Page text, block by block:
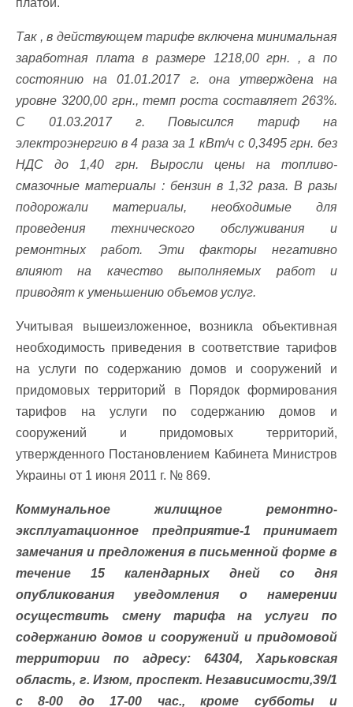
платой.
Так , в действующем тарифе включена минимальная
заработная плата в размере 1218,00 грн. , а по
состоянию на 01.01.2017 г. она утверждена на
уровне 3200,00 грн., темп роста составляет 263%.
С 01.03.2017 г. Повысился тариф на
электроэнергию в 4 раза за 1 кВт/ч с 0,3495 грн. без
НДС до 1,40 грн. Выросли цены на топливо-
смазочные материалы : бензин в 1,32 раза. В разы
подорожали материалы, необходимые для
проведения технического обслуживания и
ремонтных работ. Эти факторы негативно
влияют на качество выполняемых работ и
приводят к уменьшению объемов услуг.
Учитывая вышеизложенное, возникла объективная
необходимость приведения в соответствие тарифов
на услуги по содержанию домов и сооружений и
придомовых территорий в Порядок формирования
тарифов на услуги по содержанию домов и
сооружений и придомовых территорий,
утвержденного Постановлением Кабинета Министров
Украины от 1 июня 2011 г. № 869.
Коммунальное жилищное ремонтно-
эксплуатационное предприятие-1 принимает
замечания и предложения в письменной форме в
течение 15 календарных дней со дня
опубликования уведомления о намерении
осуществить смену тарифа на услуги по
содержанию домов и сооружений и придомовой
территории по адресу: 64304, Харьковская
область, г. Изюм, проспект. Независимости,39/1
с 8-00 до 17-00 час., кроме субботы и